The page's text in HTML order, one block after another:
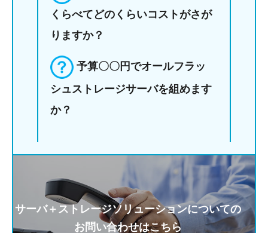
くらべてどのくらいコストがさが
りますか？
予算〇〇円でオールフラッ
シュストレージサーバを組めます
か？
サーバ＋ストレージソリューションについての
お問い合わせはこちら